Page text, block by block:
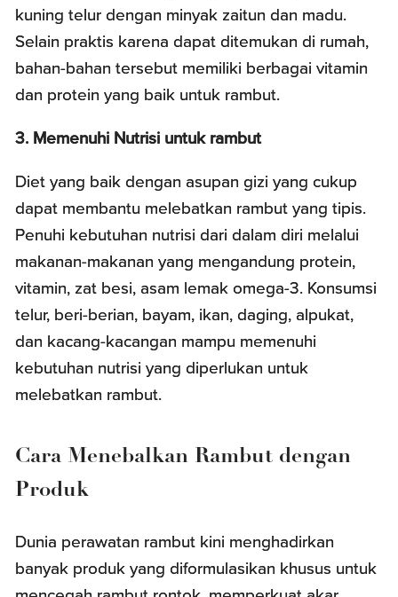
kuning telur dengan minyak zaitun dan madu.
Selain praktis karena dapat ditemukan di rumah,
bahan-bahan tersebut memiliki berbagai vitamin
dan protein yang baik untuk rambut.
3. Memenuhi Nutrisi untuk rambut
Diet yang baik dengan asupan gizi yang cukup
dapat membantu melebatkan rambut yang tipis.
Penuhi kebutuhan nutrisi dari dalam diri melalui
makanan-makanan yang mengandung protein,
vitamin, zat besi, asam lemak omega-3. Konsumsi
telur, beri-berian, bayam, ikan, daging, alpukat,
dan kacang-kacangan mampu memenuhi
kebutuhan nutrisi yang diperlukan untuk
melebatkan rambut.
Cara Menebalkan Rambut dengan
Produk
Dunia perawatan rambut kini menghadirkan
banyak produk yang diformulasikan khusus untuk